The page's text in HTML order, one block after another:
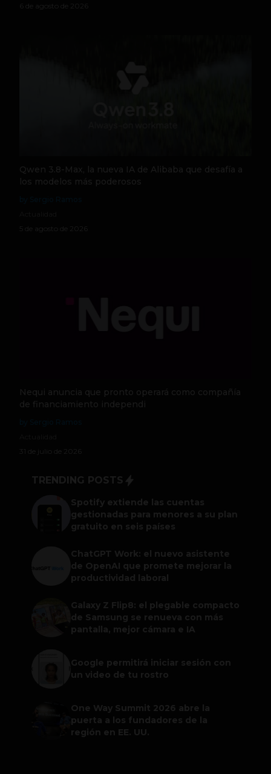
6 de agosto de 2026
Qwen 3.8-Max, la nueva IA de Alibaba que desafía a
los modelos más poderosos
5 de agosto de 2026
Nequi anuncia que pronto operará como compañía
de financiamiento independi
31 de julio de 2026
TRENDING POSTS
Spotify extiende las cuentas
gestionadas para menores a su plan
gratuito en seis países
ChatGPT Work: el nuevo asistente
de OpenAI que promete mejorar la
productividad laboral
Galaxy Z Flip8: el plegable compacto
de Samsung se renueva con más
pantalla, mejor cámara e IA
Google permitirá iniciar sesión con
un video de tu rostro
One Way Summit 2026 abre la
puerta a los fundadores de la
región en EE. UU.